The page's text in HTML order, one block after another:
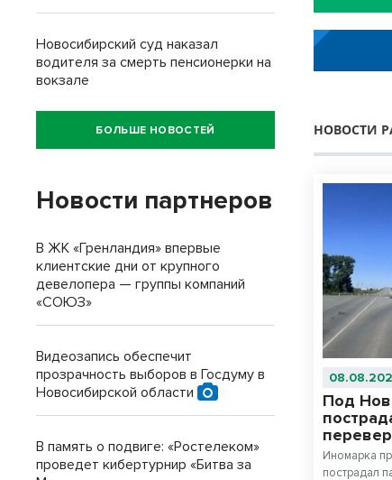
НОВОСТИ
Под
Иномарка
пострадал
Новосибирский суд наказал
водителя за смерть пенсионерки на
вокзале
БОЛЬШЕ НОВОСТЕЙ
Новости партнеров
В ЖК «Гренландия» впервые
клиентские дни от крупного
девелопера — группы компаний
«СОЮЗ»
Видеозапись обеспечит
прозрачность выборов в Госдуму в
Новосибирской области
В память о подвиге: «Ростелеком»
проведет кибертурнир «Битва за